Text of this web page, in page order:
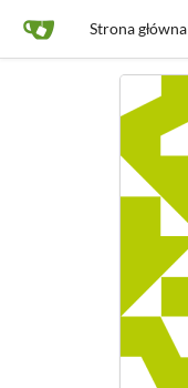
Strona główna